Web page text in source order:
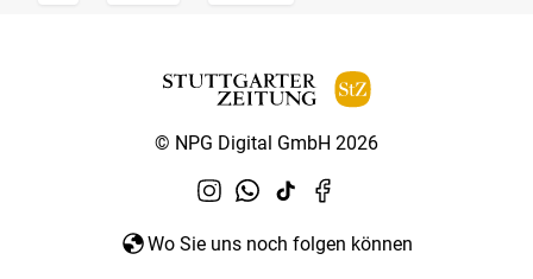
© NPG Digital GmbH 2026
Wo Sie uns noch folgen können